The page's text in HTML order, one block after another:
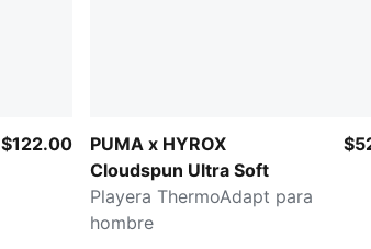
$122.00
PUMA x HYROX
Cloudspun Ultra Soft
Playera ThermoAdapt para
hombre